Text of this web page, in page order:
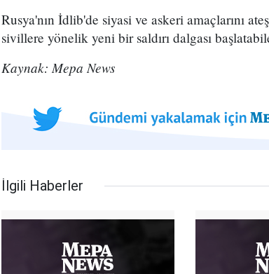
Rusya'nın İdlib'de siyasi ve askeri amaçlarını
sivillere yönelik yeni bir saldırı dalgası
Kaynak: Mepa News
İlgili Haberler